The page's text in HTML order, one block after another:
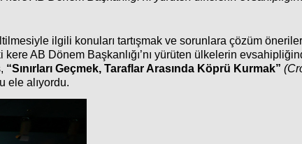
ilgili konuları tartışmak ve sorunlara çözüm
AB Dönem Başkanlığı’nı yürüten ülkelerin
“Sınırları Geçmek, Taraflar Arasında Köprü Kurmak”
ele alıyordu.